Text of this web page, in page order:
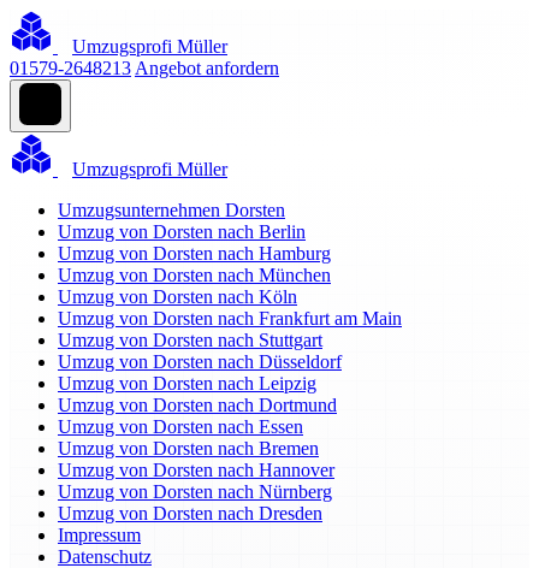
Umzugsprofi Müller
01579-2648213 Angebot anfordern
Umzugsprofi Müller
Umzugsunternehmen Dorsten
Umzug von Dorsten nach Berlin
Umzug von Dorsten nach Hamburg
Umzug von Dorsten nach München
Umzug von Dorsten nach Köln
Umzug von Dorsten nach Frankfurt am Main
Umzug von Dorsten nach Stuttgart
Umzug von Dorsten nach Düsseldorf
Umzug von Dorsten nach Leipzig
Umzug von Dorsten nach Dortmund
Umzug von Dorsten nach Essen
Umzug von Dorsten nach Bremen
Umzug von Dorsten nach Hannover
Umzug von Dorsten nach Nürnberg
Umzug von Dorsten nach Dresden
Impressum
Datenschutz